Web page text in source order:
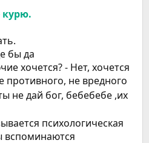
курю.
бы да
хочется? - Нет, хочется
противного, не вредного
не дай бог, бебебебе ,их
психологическая
вспоминаются